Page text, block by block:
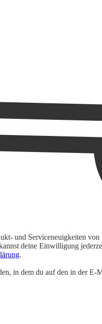
und Serviceneuigkeiten
deine Einwilligung
.
in dem du auf den in der